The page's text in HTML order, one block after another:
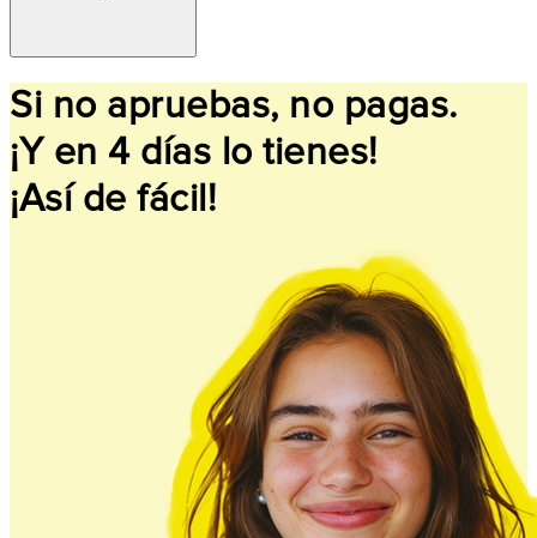
Si no apruebas, no pagas.
¡Y en 4 días lo tienes!
¡Así de fácil!